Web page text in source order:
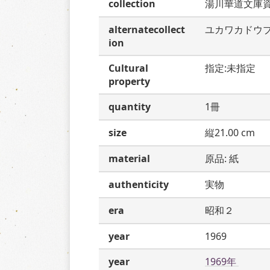
collection
湯川華道文庫
alternatecollect
ion
ユカワカドウ
Cultural
property
指定:未指定
quantity
1冊
size
縦21.00 cm
material
原品: 紙
authenticity
実物
era
昭和２
year
1969
year
1969年